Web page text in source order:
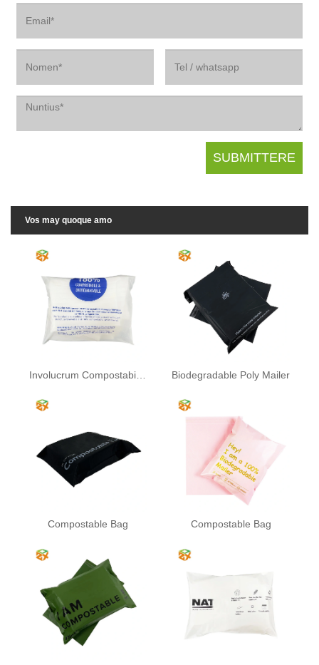
Vos may quoque amo
Involucrum Compostabile Bag Biodegradable Poly Mailer
Compostable Bag Compostable Bag